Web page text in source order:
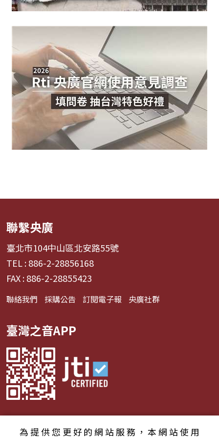
聯繫央廣
臺北市104中山區北安路55號
TEL : 886-2-28856168
FAX : 886-2-28855423
聯絡我們 採購公告 訂閱電子報 央廣社群
臺灣之音APP
為提供您更好的網站服務，本網站使用